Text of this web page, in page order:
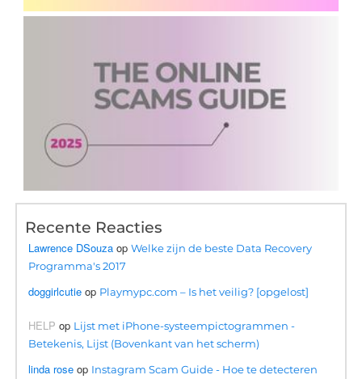
Recente Reacties
Lawrence DSouza opWelke zijn de beste Data Recovery
Programma's 2017
doggirlcutie op Playmypc.com – Is het veilig? [opgelost]
HELP op Lijst met iPhone-systeempictogrammen -
Betekenis, Lijst (Bovenkant van het scherm)
linda rose op Instagram Scam Guide - Hoe te detecteren